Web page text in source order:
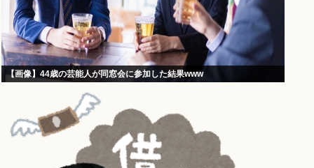
【画像】44歳の芸能人が同窓会に参加した結果www